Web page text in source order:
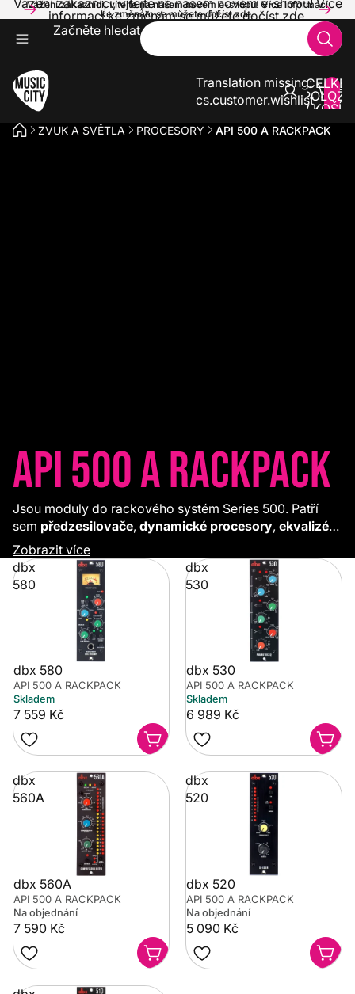
Vážení zákazníci, vítejte na našem novém e-shopu! Více informací
ke změnám se můžete dočíst zde.
Vážení zákazníci, vítejte na našem novém e-shopu! Více
informací ke změnám se můžete dočíst zde.
Začněte hledat
Translation missing:
cs.customer.wishlist
V
ZVUK A SVĚTLA PROCESORY API 500 A RACKPACK
API 500 a RackPack
Jsou moduly do rackového systém Series 500. Patří
sem předzesilovače, dynamické procesory, ekvalizéry
či maximizery a excitery
Zobrazit více
dbx
580
dbx 580
API 500 A RACKPACK
Skladem
7 559 Kč
dbx
530
dbx 530
API 500 A RACKPACK
Skladem
6 989 Kč
dbx
560A
dbx 560A
API 500 A RACKPACK
Na objednání
7 590 Kč
dbx
520
dbx 520
API 500 A RACKPACK
Na objednání
5 090 Kč